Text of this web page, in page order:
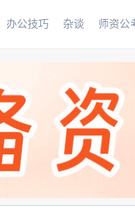
办公技巧 杂谈 师资公